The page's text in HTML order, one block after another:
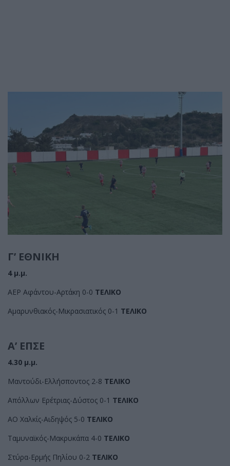
Γ’ ΕΘΝΙΚΗ
4 μ.μ.
ΑΕΡ Αφάντου-Αρτάκη 0-0 ΤΕΛΙΚΟ
Αμαρυνθιακός-Μικρασιατικός 0-1 ΤΕΛΙΚΟ
Α’ ΕΠΣΕ
4.30 μ.μ.
Μαντούδι-Ελλήσποντος 2-8 ΤΕΛΙΚΟ
Απόλλων Ερέτριας-Δύστος 0-1 ΤΕΛΙΚΟ
ΑΟ Χαλκίς-Αιδηψός 5-0 ΤΕΛΙΚΟ
Ταμυναϊκός-Μακρυκάπα 4-0 ΤΕΛΙΚΟ
Στύρα-Ερμής Πηλίου 0-2 ΤΕΛΙΚΟ